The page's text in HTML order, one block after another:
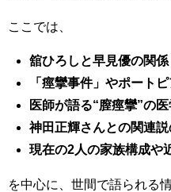
ここでは、
舘ひろしと早見優の関係
「痙攣事件」やポート
医師が語る“膣痙攣”の
神田正輝さんとの関連
現在の2人の家族構成や
を中心に、世間で語られる